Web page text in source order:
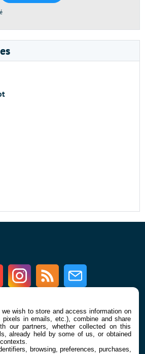
Youtube InstagramRSS Newsletter
À PROPOS
La rédaction
, we wish to store and access information on
pixels in emails, etc.), combine and share
our partners, whether collected on this
already held by some of us, or obtained
browsing, preferences, purchases,